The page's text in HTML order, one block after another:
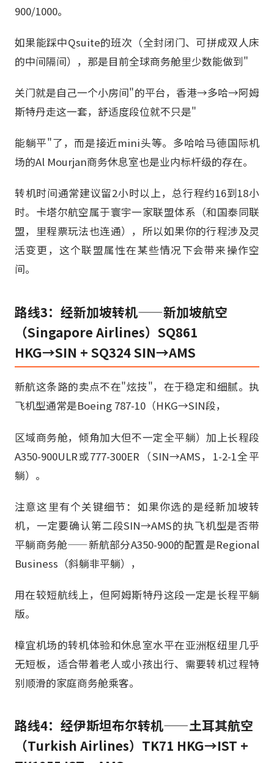
900/1000。
如果能踩中Qsuite的班次（全封闭门、可拼成双人床
的中间隔间），那是目前全球商务舱里少数能做到"
关门就是自己一个小房间"的平台，香港→多哈→阿姆
斯特丹走这一套，舒适度段位就不只是"
能躺平"了，而是接近mini头等。多哈哈马德国际机
场的Al Mourjan商务休息室也是业内标杆级的存在。
转机时间通常建议留2小时以上，总行程约16到18小
时。卡塔尔航空属于寰宇一家联盟体系（和国泰同联
盟，里程票玩法也连通），所以如果你的行程涉及灵
活变更，这个联盟属性在某些情况下会带来操作空
间。
路线3：经新加坡转机——新加坡航空
（Singapore Airlines）SQ861
HKG→SIN + SQ324 SIN→AMS
新航这条路的卖点不在"炫技"，在于稳定和细腻。执
飞机型通常是Boeing 787-10（HKG→SIN段，
区域商务舱，倾角加大但不一定全平躺）加上长程段
A350-900ULR或777-300ER（SIN→AMS，1-2-1全平
躺）。
注意这里有个关键细节：如果你选的是经新加坡转
机，一定要确认第二段SIN→AMS的执飞机型是否带
平躺商务舱——新航部分A350-900的配置是Regional
Business（斜躺非平躺），
用在较短航线上，但阿姆斯特丹这段一定是长程平躺
版。
樟宜机场的转机体验和休息室水平在亚洲枢纽里几乎
无短板，适合带着老人或小孩出行、需要转机过程特
别顺滑的家庭商务舱乘客。
路线4：经伊斯坦布尔转机——土耳其航空
（Turkish Airlines）TK71 HKG→IST +